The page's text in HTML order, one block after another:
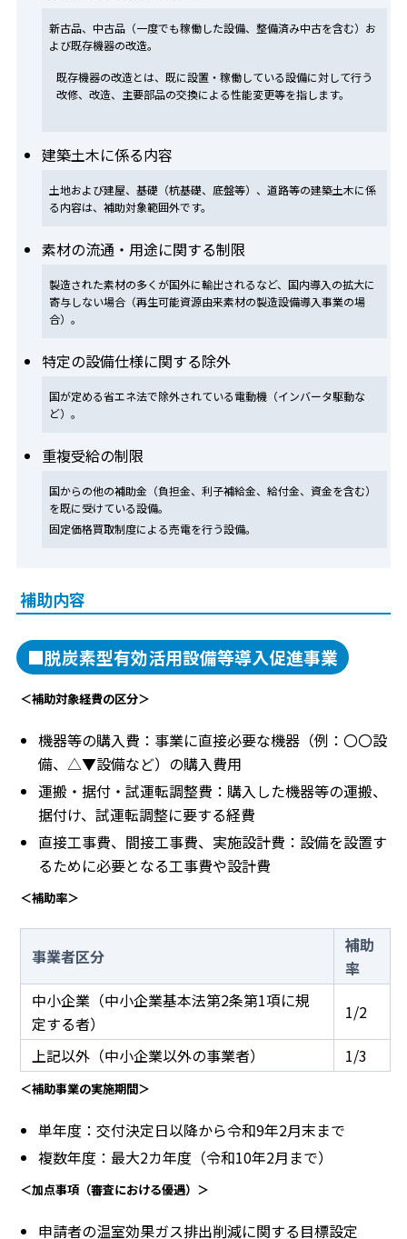
新古品、中古品（一度でも稼働した設備、整備済み中古を含む）お
よび既存機器の改造。
既存機器の改造とは、既に設置・稼働している設備に対して行う
改修、改造、主要部品の交換による性能変更等を指します。
建築土木に係る内容
土地および建屋、基礎（杭基礎、底盤等）、道路等の建築土木に係
る内容は、補助対象範囲外です。
素材の流通・用途に関する制限
製造された素材の多くが国外に輸出されるなど、国内導入の拡大に
寄与しない場合（再生可能資源由来素材の製造設備導入事業の場
合）。
特定の設備仕様に関する除外
国が定める省エネ法で除外されている電動機（インバータ駆動な
ど）。
重複受給の制限
国からの他の補助金（負担金、利子補給金、給付金、資金を含む）
を既に受けている設備。
固定価格買取制度による売電を行う設備。
補助内容
■脱炭素型有効活用設備等導入促進事業
＜補助対象経費の区分＞
機器等の購入費：事業に直接必要な機器（例：〇〇設
備、△▼設備など）の購入費用
運搬・据付・試運転調整費：購入した機器等の運搬、
据付け、試運転調整に要する経費
直接工事費、間接工事費、実施設計費：設備を設置す
るために必要となる工事費や設計費
＜補助率＞
事業者区分
補助
率
中小企業（中小企業基本法第2条第1項に規
定する者）
1/2
上記以外（中小企業以外の事業者）
1/3
＜補助事業の実施期間＞
単年度：交付決定日以降から令和9年2月末まで
複数年度：最大2カ年度（令和10年2月まで）
＜加点事項（審査における優遇）＞
申請者の温室効果ガス排出削減に関する目標設定